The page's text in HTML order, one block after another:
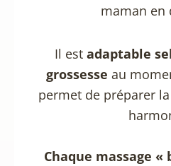
maman en
Il est adaptable
grossesse au
permet de préparer
Chaque massage